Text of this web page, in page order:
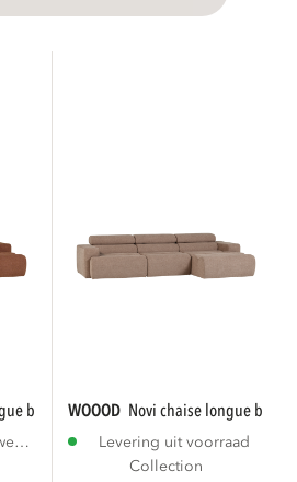
bank rechts bouclé...
Beschikbaar over 8 weken
WOOOD novi chaise longue bank
Levering uit voorraad
Collection